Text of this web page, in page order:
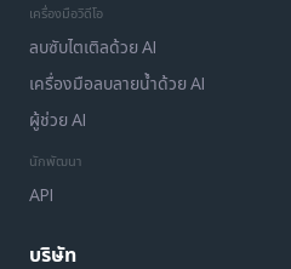
เครื่องมือวิดีโอ
ลบซับไตเติลด้วย AI
เครื่องมือลบลายน้ำด้วย AI
ผู้ช่วย AI
นักพัฒนา
API
บริษัท